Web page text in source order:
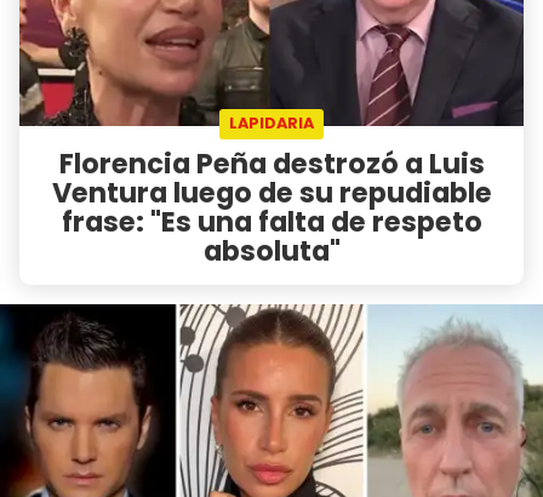
LAPIDARIA
Florencia Peña destrozó a Luis
Ventura luego de su repudiable
frase: "Es una falta de respeto
absoluta"